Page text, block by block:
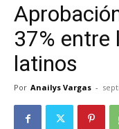
37% entre
latinos
Por Anailys Vargas -